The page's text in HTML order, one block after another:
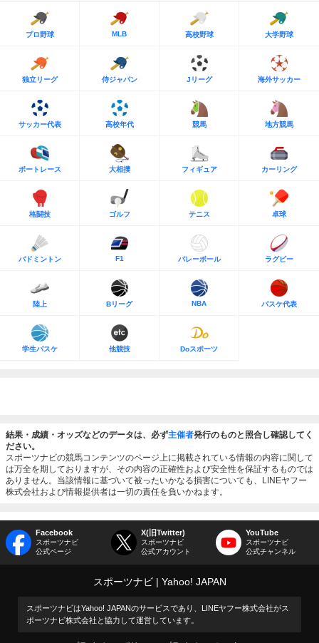
プロ野球 MLB 高校野球 大学野球
独立リーグ 侍ジャパン Jリーグ 海外サッカー
サッカー代表 高校年代 競馬 地方競馬
ボートレース 大相撲 フィギュア カーリング
格闘技 ゴルフ テニス 卓球
バドミントン F1 バレーボール ラグビー
陸上 Bリーグ NBA バスケ代表
学生バスケ 他競技 Doスポーツ
結果・成績・オッズなどのデータは、必ず主催者発行のものと照合し確認してく
ださい。
スポーツナビの競馬コンテンツのページ上に掲載されている情報の内容に関して
は万全を期しておりますが、その内容の正確性および安全性を保証するものでは
ありません。当該情報に基づいて被ったいかなる損害についても、LINEヤフー
株式会社および情報提供者は一切の責任を負いかねます。
Facebook
スポーツナビ
公式ページ
X(旧Twitter)
スポーツナビ
公式アカウント
YouTube
スポーツナビ
公式チャンネル
スポーツナビ Yahoo! JAPAN
スポーツナビはYahoo! JAPANのサービスであり、LINEヤフー株式会社がス
ポーツナビ株式会社と協力して運営しています。